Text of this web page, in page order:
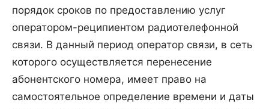
порядок сроков по предоставлению услуг
оператором-реципиентом радиотелефонной
связи. В данный период оператор связи, в сеть
которого осуществляется перенесение
абонентского номера, имеет право на
самостоятельное определение времени и даты